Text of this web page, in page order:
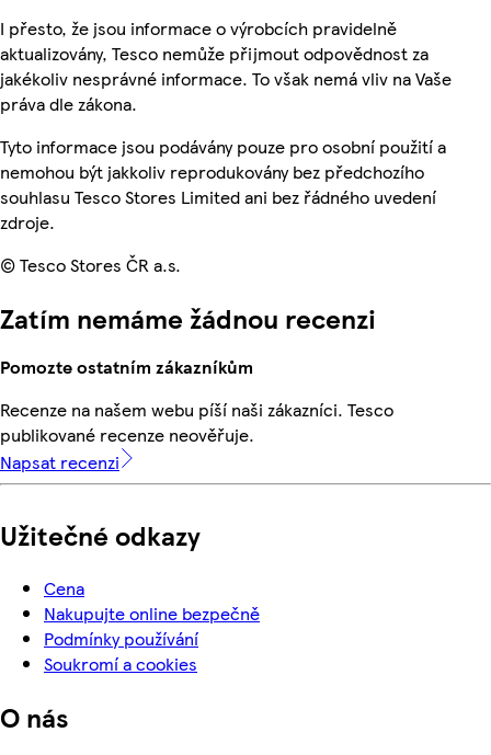
I přesto, že jsou informace o výrobcích pravidelně
aktualizovány, Tesco nemůže přijmout odpovědnost za
jakékoliv nesprávné informace. To však nemá vliv na Vaše
práva dle zákona.
Tyto informace jsou podávány pouze pro osobní použití a
nemohou být jakkoliv reprodukovány bez předchozího
souhlasu Tesco Stores Limited ani bez řádného uvedení
zdroje.
© Tesco Stores ČR a.s.
Zatím nemáme žádnou recenzi
Pomozte ostatním zákazníkům
Recenze na našem webu píší naši zákazníci. Tesco
publikované recenze neověřuje.
Napsat recenzi
Užitečné odkazy
Cena
Nakupujte online bezpečně
Podmínky používání
Soukromí a cookies
O nás